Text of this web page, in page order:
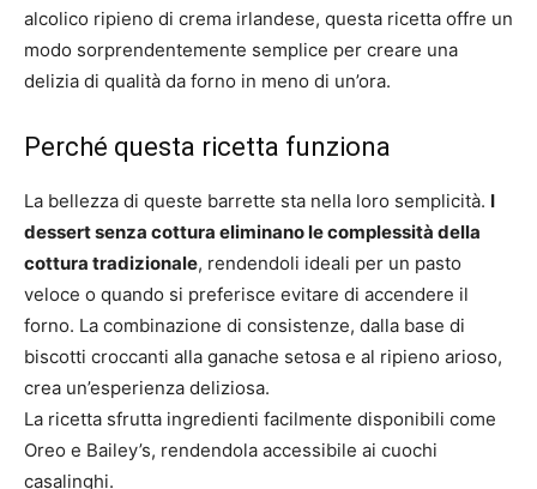
alcolico ripieno di crema irlandese, questa ricetta offre un
modo sorprendentemente semplice per creare una
delizia di qualità da forno in meno di un’ora.
Perché questa ricetta funziona
La bellezza di queste barrette sta nella loro semplicità. I
dessert senza cottura eliminano le complessità della
cottura tradizionale, rendendoli ideali per un pasto
veloce o quando si preferisce evitare di accendere il
forno. La combinazione di consistenze, dalla base di
biscotti croccanti alla ganache setosa e al ripieno arioso,
crea un’esperienza deliziosa.
La ricetta sfrutta ingredienti facilmente disponibili come
Oreo e Bailey’s, rendendola accessibile ai cuochi
casalinghi.